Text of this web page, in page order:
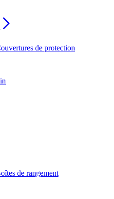
de protection
de rangement